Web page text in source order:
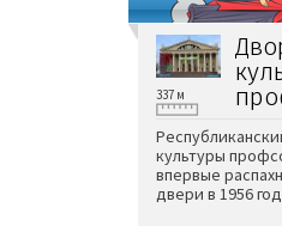
337 м
культуры
впервые
двери в 1956